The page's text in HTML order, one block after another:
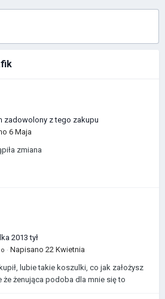
zadowolony z tego zakupu
6 Maja
zmiana
2013 tył
· Napisano 22 Kwietnia
lubie takie koszulki, co jak założysz
żenująca podoba dla mnie się to